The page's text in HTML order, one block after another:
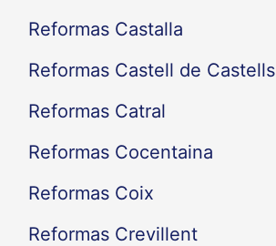
Reformas Castalla
Reformas Castell de Castells
Reformas Catral
Reformas Cocentaina
Reformas Coix
Reformas Crevillent